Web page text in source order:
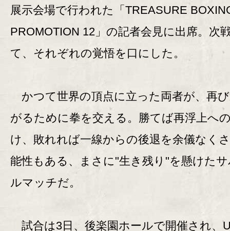
展示会場で行われた「TREASURE
PROMOTION 12」の記者会見に出席。次
て、それぞれの覚悟を口にした。
かつて世界の頂点に立った両者が、再
がるために拳を交える。勝てば再浮上へ
け、敗れれば一線からの後退を余儀なく
能性もある、まさに"生き残り"を懸けた
ルマッチだ。
試合は3日、後楽園ホールで開催され、